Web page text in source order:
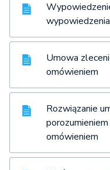
wypowiedzenia
Umowa
omówieniem
Rozwiązanie
omówieniem